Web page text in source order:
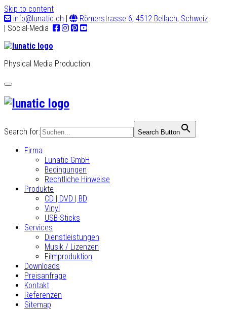
Skip to content
info@lunatic.ch |
Römerstrasse 6, 4512 Bellach, Schweiz
| Social-Media
Physical Media Production
Toggle
navigation
Search for: Search Button
Firma
Lunatic GmbH
Bedingungen
Rechtliche Hinweise
Produkte
CD | DVD | BD
Vinyl
USB-Sticks
Services
Dienstleistungen
Musik / Lizenzen
Filmproduktion
Downloads
Preisanfrage
Kontakt
Referenzen
Sitemap